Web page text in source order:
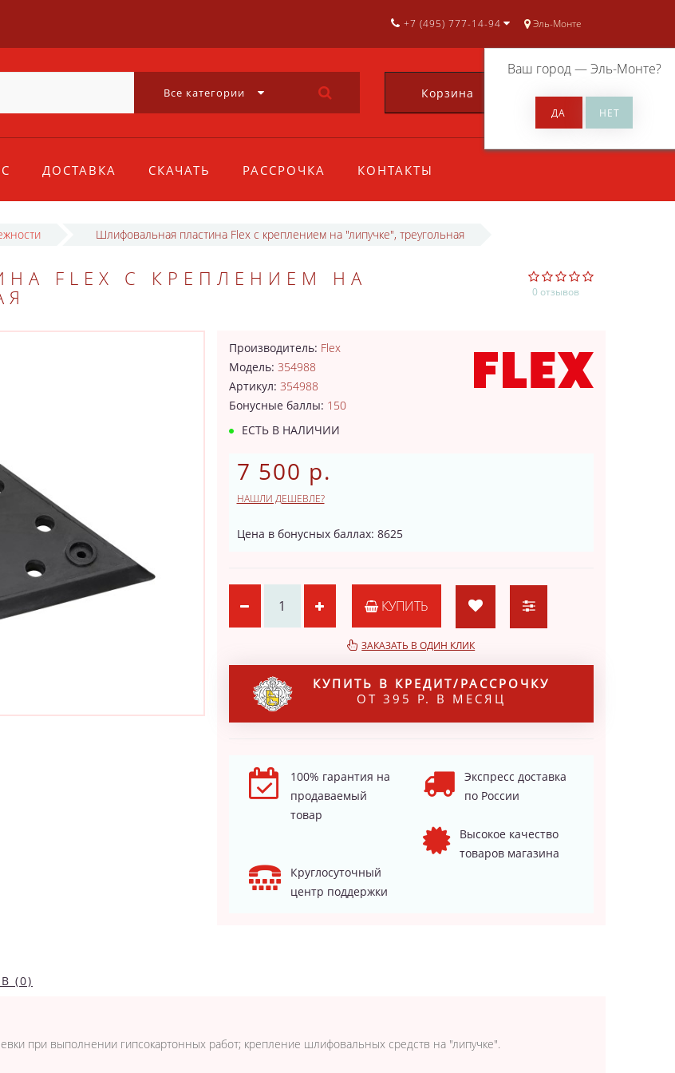
Эль-Монте
Ваш город —Эль-Монте?
+7 (495) 777-14-94
Все категории Корзина 0
ДОСТАВКА СКАЧАТЬ РАССРОЧКА КОНТАКТЫ
Шлифовальная пластина Flex с креплением на "липучке", треугольная
FLEX С КРЕПЛЕНИЕМ НА
0 отзывов
Производитель: Flex
Модель: 354988
Артикул: 354988
Бонусные баллы: 150
ЕСТЬ В НАЛИЧИИ
7 500 р.
НАШЛИ ДЕШЕВЛЕ?
Цена в бонусных баллах: 8625
КУПИТЬ
ЗАКАЗАТЬ В ОДИН КЛИК
КУПИТЬ В КРЕДИТ/РАССРОЧКУ
ОТ 395 Р. В МЕСЯЦ
100% гарантия на
продаваемый
товар
Экспресс доставка
по России
Высокое качество
товаров магазина
Круглосуточный
центр поддержки
(0)
при выполнении гипсокартонных работ; крепление шлифовальных средств на "липучке".